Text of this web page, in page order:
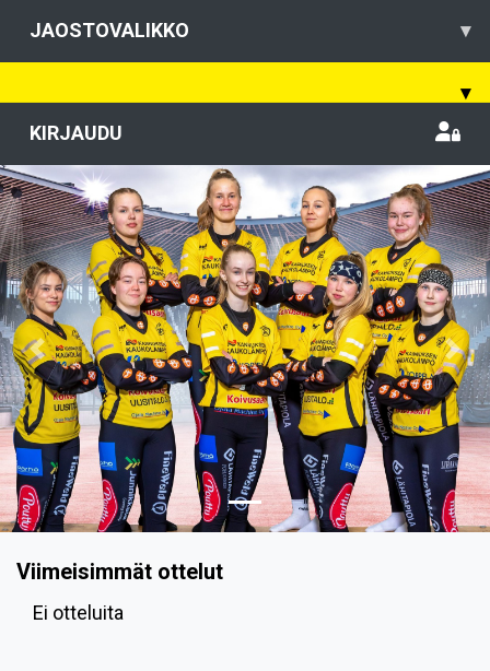
JAOSTOVALIKKO ▾
▾
KIRJAUDU
Previous
Viimeisimmät ottelut
Ei otteluita